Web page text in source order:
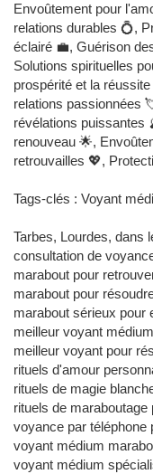
Envoûtement pour
relations durables 💍,
éclairé 💼, Guérison
Solutions spirituelles
prospérité et la
relations passionnées
révélations puissantes
renouveau 🌟,
retrouvailles 💖,
Tags-clés : Voyant
Tarbes, Lourdes, dans
consultation de
marabout pour
marabout pour
marabout sérieux pour
meilleur voyant
meilleur voyant pour
rituels d'amour
rituels de magie
rituels de maraboutage
voyance par téléphone
voyant médium
voyant médium